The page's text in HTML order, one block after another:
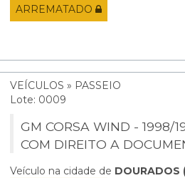
ARREMATADO
VEÍCULOS » PASSEIO
Lote: 0009
GM CORSA WIND - 1998/
COM DIREITO A
Veículo na cidade de DOURADOS